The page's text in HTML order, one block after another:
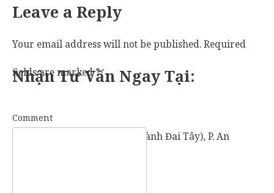
Leave a Reply
Your email address will not be published.Required
fields are marked*
Comment
Nhận Tư Vấn Ngay Tại:
57 Vành Đai Tây (số cũ: 936 Vành Đai Tây), P. An